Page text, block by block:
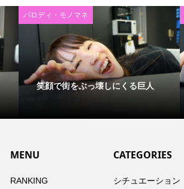
パロディ・モノマネ
笑顔で街をぶっ壊しにくる巨人
MENU
RANKING
CATEGORIES
シチュエーション